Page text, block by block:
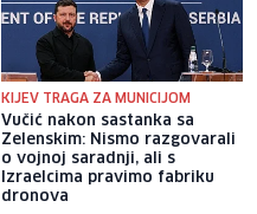
KIJEV TRAGA ZA MUNICIJOM
Vučić nakon sastanka sa
Zelenskim: Nismo razgovarali
o vojnoj saradnji, ali s
Izraelcima pravimo fabriku
dronova